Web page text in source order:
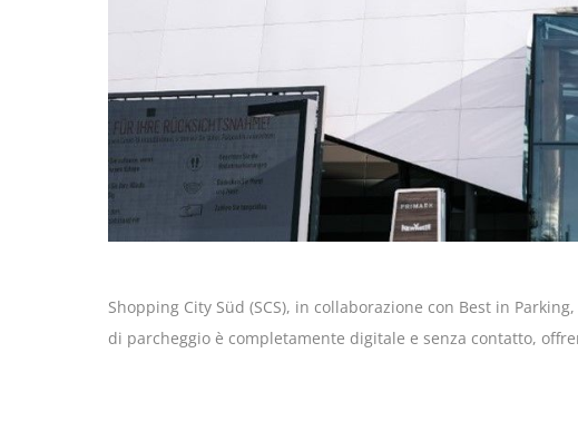
Shopping City Süd (SCS), in collaborazione con Best in
di parcheggio è completamente digitale e senza contatto,